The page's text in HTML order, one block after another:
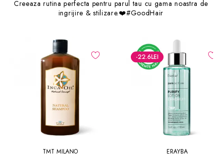
Creeaza rutina perfecta pentru parul tau cu gama noastra de
ingrijire & stilizare.❤️#GoodHair
TMT MILANO
-22.6LEI
ERAYBA